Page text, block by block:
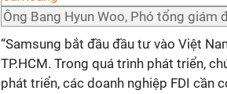
Ông Bang Hyun Woo, Phó tổng giám
“Samsung bắt đầu đầu tư vào Việt
TP.HCM. Trong quá trình phát triển,
phát triển, các doanh nghiệp FDI cần